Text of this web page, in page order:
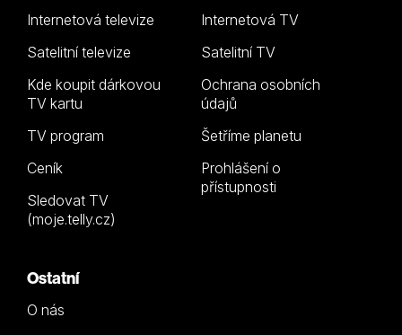
Internetová televize
Satelitní televize
Kde koupit dárkovou
TV kartu
TV program
Ceník
Sledovat TV
(moje.telly.cz)
Internetová TV
Satelitní TV
Ochrana osobních
údajů
Šetříme planetu
Prohlášení o
přístupnosti
Ostatní
O nás